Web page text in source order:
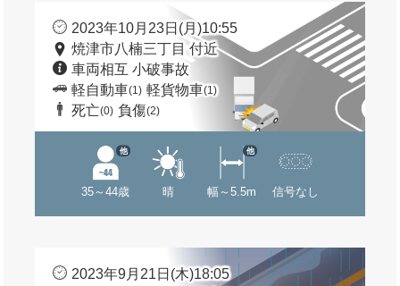
2023年10月23日(月)10:55
焼津市八楠三丁目 付近
車両相互 小破事故
軽自動車(1) 軽貨物車(1)
死亡(0) 負傷(2)
35～44歳
他
晴 幅～5.5m
他
信号なし
2023年9月21日(木)18:05